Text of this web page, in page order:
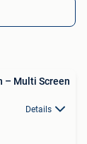
– Multi Screen
Details